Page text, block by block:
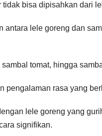
bisa dipisahkan dari
antara lele goreng dan
tomat, hingga
pengalaman rasa yang
lele goreng yang
signifikan.